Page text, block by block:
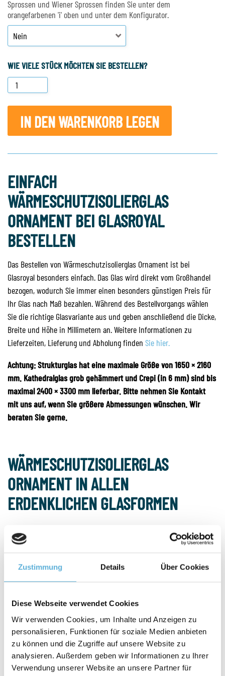
Zustimmung Details Über Cookies
Diese Webseite verwendet Cookies
Wir verwenden Cookies, um Inhalte und Anzeigen zu
personalisieren, Funktionen für soziale Medien anbieten
zu können und die Zugriffe auf unsere Website zu
analysieren. Außerdem geben wir Informationen zu Ihrer
Verwendung unserer Website an unsere Partner für
Sprossen und Wiener Sprossen finden Sie unter dem
orangefarbenen 'i' oben und unter dem Konfigurator.
WIE VIELE STÜCK MÖCHTEN SIE BESTELLEN?
IN DEN WARENKORB LEGEN
EINFACH
WÄRMESCHUTZISOLIERGLAS
ORNAMENT BEI GLASROYAL
BESTELLEN
Das Bestellen von Wärmeschutzisolierglas Ornament ist bei
Glasroyal besonders einfach. Das Glas wird direkt vom Großhandel
bezogen, wodurch Sie immer einen besonders günstigen Preis für
Ihr Glas nach Maß bezahlen. Während des Bestellvorgangs wählen
Sie die richtige Glasvariante aus und geben anschließend die Dicke,
Breite und Höhe in Millimetern an. Weitere Informationen zu
Lieferzeiten, Lieferung und Abholung finden Sie hier.
Achtung: Strukturglas hat eine maximale Größe von 1650 × 2160
mm. Kathedralglas grob gehämmert und Crepi (in 6 mm) sind bis
maximal 2400 × 3300 mm lieferbar. Bitte nehmen Sie Kontakt
mit uns auf, wenn Sie größere Abmessungen wünschen. Wir
beraten Sie gerne.
WÄRMESCHUTZISOLIERGLAS
ORNAMENT IN ALLEN
ERDENKLICHEN GLASFORMEN
in allen erdenklichen Glasformen bestellen. Im Bestellmenü wählen
Sie ein Modell und geben die Maße ein. Beachten Sie, dass die
Modelle mit einer Außenansicht gezeichnet sind. Wir sorgen dafür,
dass das abweichende Modell perfekt für Sie produziert wird.
WÄRMESCHUTZISOLIERGLAS
ORNAMENT IM VERGLEICH ZU
EINFACH ORNAMENTGLAS